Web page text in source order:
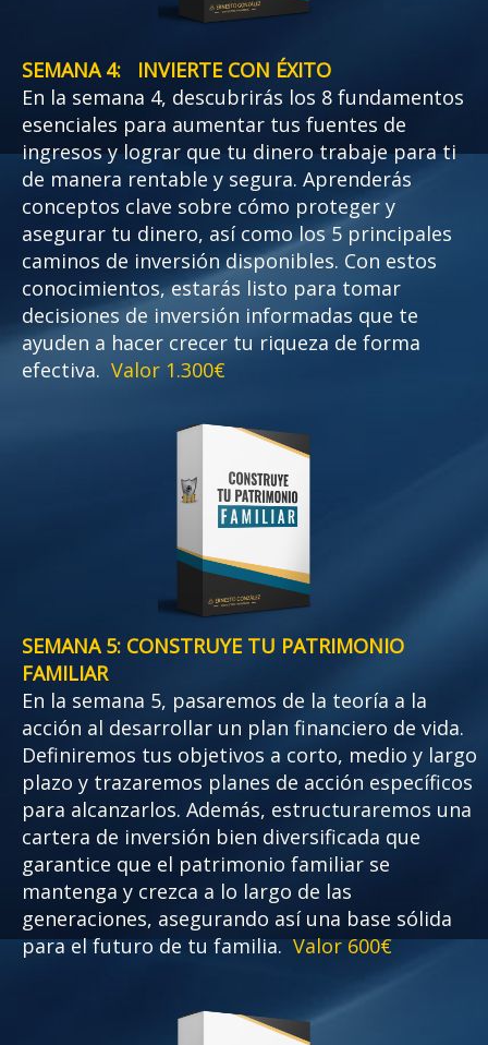
SEMANA 4: INVIERTE CON ÉXITO
En la semana 4, descubrirás los 8 fundamentos
esenciales para aumentar tus fuentes de
ingresos y lograr que tu dinero trabaje para ti
de manera rentable y segura. Aprenderás
conceptos clave sobre cómo proteger y
asegurar tu dinero, así como los 5 principales
caminos de inversión disponibles. Con estos
conocimientos, estarás listo para tomar
decisiones de inversión informadas que te
ayuden a hacer crecer tu riqueza de forma
efectiva. Valor 1.300€
SEMANA 5: CONSTRUYE TU PATRIMONIO
FAMILIAR
En la semana 5, pasaremos de la teoría a la
acción al desarrollar un plan financiero de vida.
Definiremos tus objetivos a corto, medio y largo
plazo y trazaremos planes de acción específicos
para alcanzarlos. Además, estructuraremos una
cartera de inversión bien diversificada que
garantice que el patrimonio familiar se
mantenga y crezca a lo largo de las
generaciones, asegurando así una base sólida
para el futuro de tu familia. Valor 600€